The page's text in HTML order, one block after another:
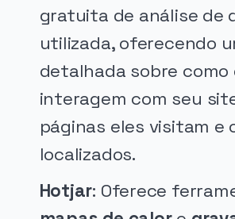
gratuita de análise de
utilizada, oferecendo
detalhada sobre
interagem com seu
páginas eles visitam e
localizados.
Hotjar: Oferece